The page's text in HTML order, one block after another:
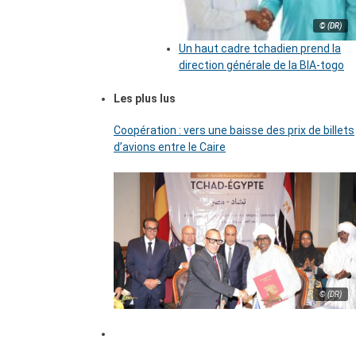
© (DR)
Un haut cadre tchadien prend la
direction générale de la BIA-togo
Les plus lus
Coopération : vers une baisse des prix de billets
d’avions entre le Caire
© (DR)